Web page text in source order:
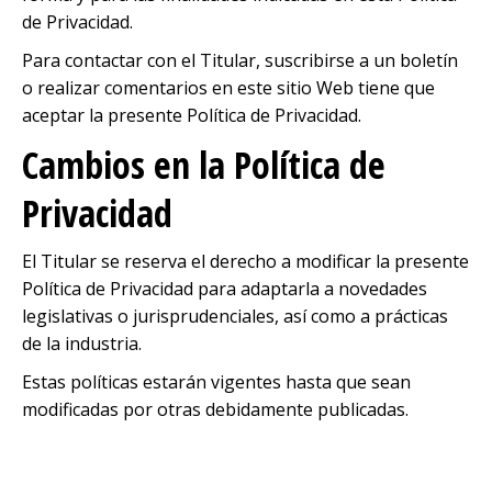
de Privacidad.
Para contactar con el Titular, suscribirse a un boletín
o realizar comentarios en este sitio Web tiene que
aceptar la presente Política de Privacidad.
Cambios en la Política de
Privacidad
El Titular se reserva el derecho a modificar la presente
Política de Privacidad para adaptarla a novedades
legislativas o jurisprudenciales, así como a prácticas
de la industria.
Estas políticas estarán vigentes hasta que sean
modificadas por otras debidamente publicadas.